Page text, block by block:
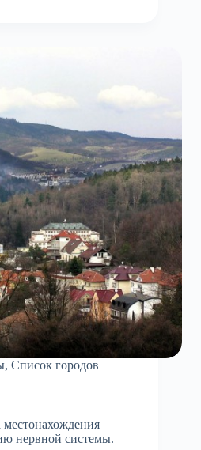
, Список городов
нервной системы.